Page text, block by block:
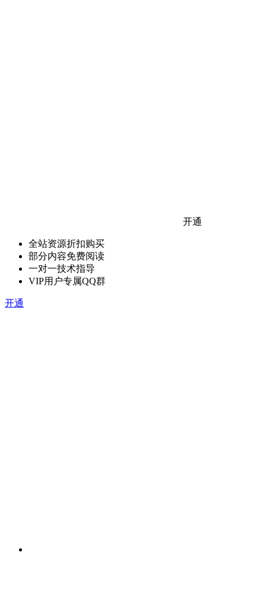
开通
全站资源折扣购买
部分内容免费阅读
一对一技术指导
VIP用户专属QQ群
开通